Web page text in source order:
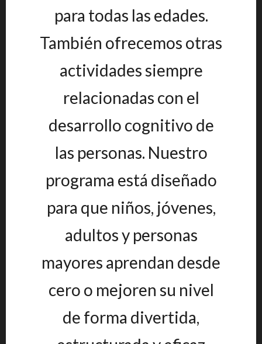
para todas las edades.
También ofrecemos otras
actividades siempre
relacionadas con el
desarrollo cognitivo de
las personas. Nuestro
programa está diseñado
para que niños, jóvenes,
adultos y personas
mayores aprendan desde
cero o mejoren su nivel
de forma divertida,